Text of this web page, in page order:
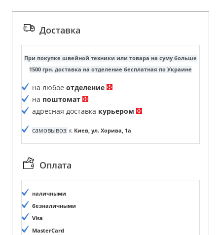
Доставка
При покупке швейной техники или товара на суму больше
1500 грн. доставка на отделение бесплатная по Украине
на любое отделение
на поштомат
адресная доставка курьером
самовывоз: г. Киев, ул. Хорива, 1а
Оплата
наличными
безналичными
Visa
MasterCard